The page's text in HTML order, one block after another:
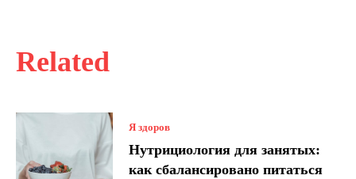
Related
Я здоров
Нутрициология для занятых:
как сбалансировано питаться